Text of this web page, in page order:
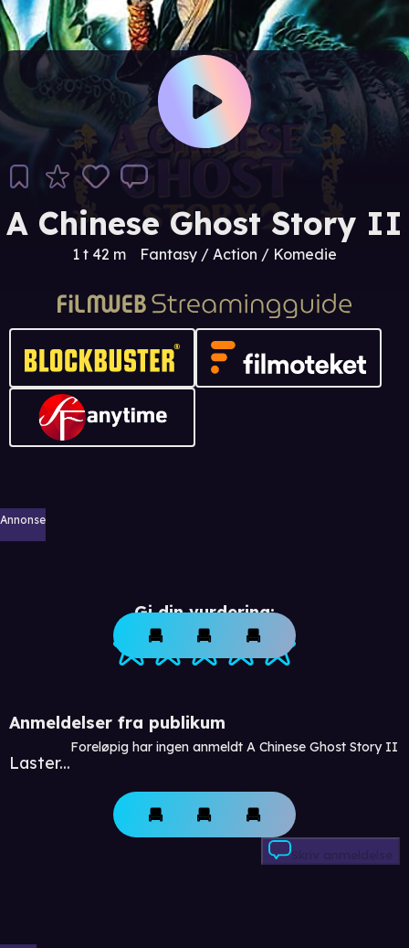
A Chinese Ghost Story II
1 t 42 m Fantasy / Action / Komedie
Annonse
Gi din vurdering:
Anmeldelser fra publikum
Laster...
Foreløpig har ingen anmeldt A Chinese Ghost Story II
Skriv anmeldelse